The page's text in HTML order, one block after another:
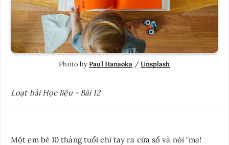
Photo by Paul Hanaoka / Unsplash
Loạt bài Học liệu - Bài 12
Một em bé 10 tháng tuổi chỉ tay ra cửa sổ và nói "ma!